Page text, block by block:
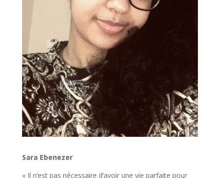
Sara Ebenezer
« Il n’est pas nécessaire d’avoir une vie parfaite pour